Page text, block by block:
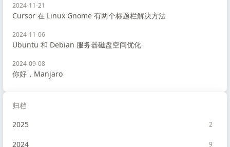
2024-11-21
Cursor 在 Linux Gnome 有两个标题栏解决方法
2024-11-06
Ubuntu 和 Debian 服务器磁盘空间优化
2024-09-08
你好，Manjaro
归档
2025
2
2024 9